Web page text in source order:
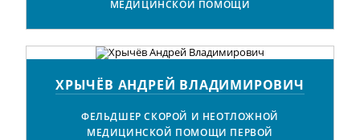
МЕДИЦИНСКОЙ ПОМОЩИ
ХРЫЧЁВ АНДРЕЙ ВЛАДИМИРОВИЧ
ФЕЛЬДШЕР СКОРОЙ И НЕОТЛОЖНОЙ
МЕДИЦИНСКОЙ ПОМОЩИ ПЕРВОЙ